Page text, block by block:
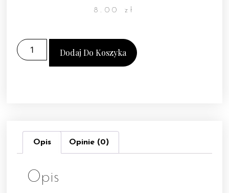
8.00zł
Dodaj Do Koszyka
Opis Opinie (0)
Opis